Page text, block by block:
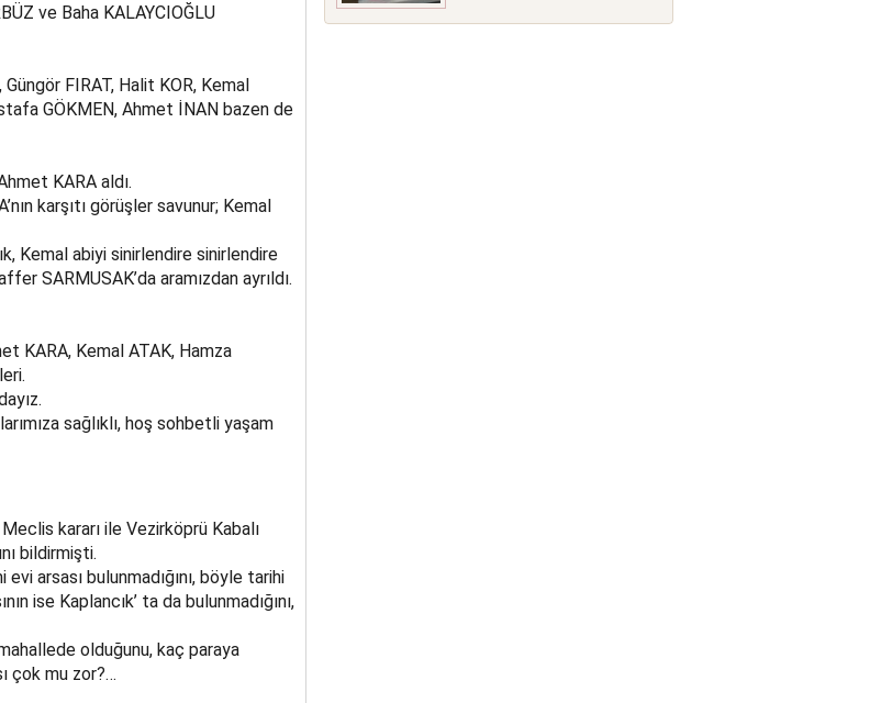
ve Baha KALAYCIOĞLU
FIRAT, Halit KOR, Kemal
GÖKMEN, Ahmet İNAN bazen de
KARA aldı.
karşıtı görüşler savunur; Kemal
Kemal abiyi sinirlendire sinirlendire
SARMUSAK’da aramızdan ayrıldı.
KARA, Kemal ATAK, Hamza
sağlıklı, hoş sohbetli yaşam
kararı ile Vezirköprü Kabalı
bildirmişti.
arsası bulunmadığını, böyle tarihi
ise Kaplancık’ ta da bulunmadığını,
olduğunu, kaç paraya
çok mu zor?…
Erhan Parlar vefat etti